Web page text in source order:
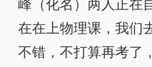
峰（化名）两人正在
在在上物理课，我们
不错，不打算再考了